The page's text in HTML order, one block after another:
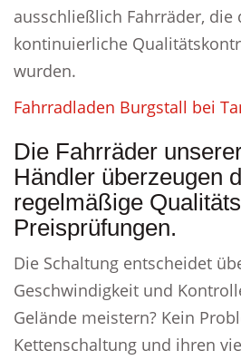
ausschließlich Fahrräder, die
kontinuierliche
wurden.
Fahrradladen Burgstall bei
Die Fahrräder
Händler überzeugen
regelmäßige
Preisprüfungen.
Die Schaltung entscheidet
Geschwindigkeit und
Gelände meistern? Kein
Kettenschaltung und ihren